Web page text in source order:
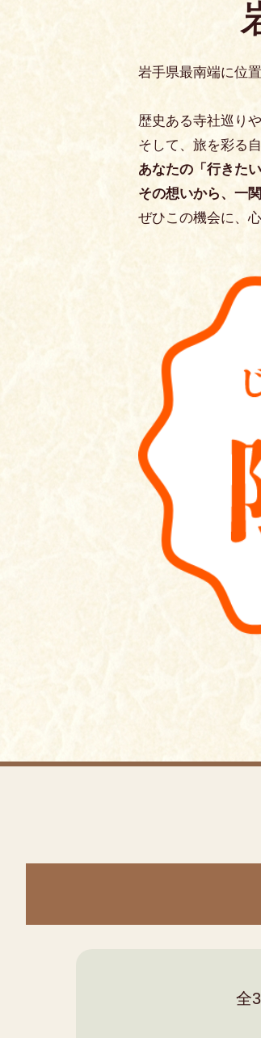
岩手県最南端に位
歴史ある寺社巡り
そして、旅を彩る
あなたの「行きた
その想いから、一
ぜひこの機会に、
全